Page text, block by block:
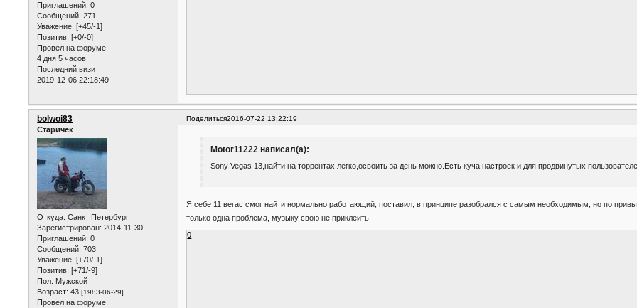
Приглашений: 0
Сообщений: 271
Уважение: [+45/-1]
Позитив: [+0/-0]
Провел на форуме:
4 дня 5 часов
Последний визит:
2019-12-06 22:18:49
Поделиться2016-07-22 13:22:19
bolwoi83
Старичёк
Откуда: Санкт Петербург
Зарегистрирован: 2014-11-30
Приглашений: 0
Сообщений: 703
Уважение: [+70/-1]
Позитив: [+71/-9]
Пол: Мужской
Возраст: 43[1983-06-29]
Провел на форуме:
Motor11222 написал(а):
Sony Vegas 13,найти на торрентах легко,освоить за день можно.Есть куча настроек и для продвинутых
Я себе 11 вегас смог найти нормально работающий, поставил, в принципе разобрался с самым необходимым, но по
только одна проблема, музыку свою не приклеить
0